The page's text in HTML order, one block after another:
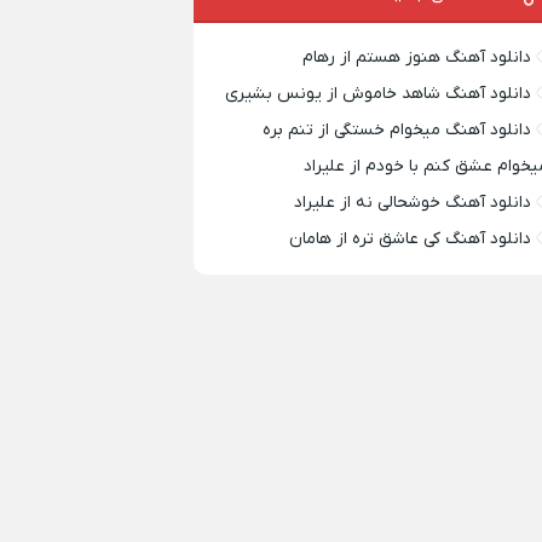
دانلود آهنگ هنوز هستم از رهام
دانلود آهنگ شاهد خاموش از یونس بشیری
دانلود آهنگ میخوام خستگی از تنم بره
عشق کنم با خودم از علیراد
دانلود آهنگ خوشحالی نه از علیراد
دانلود آهنگ کی عاشق تره از هامان